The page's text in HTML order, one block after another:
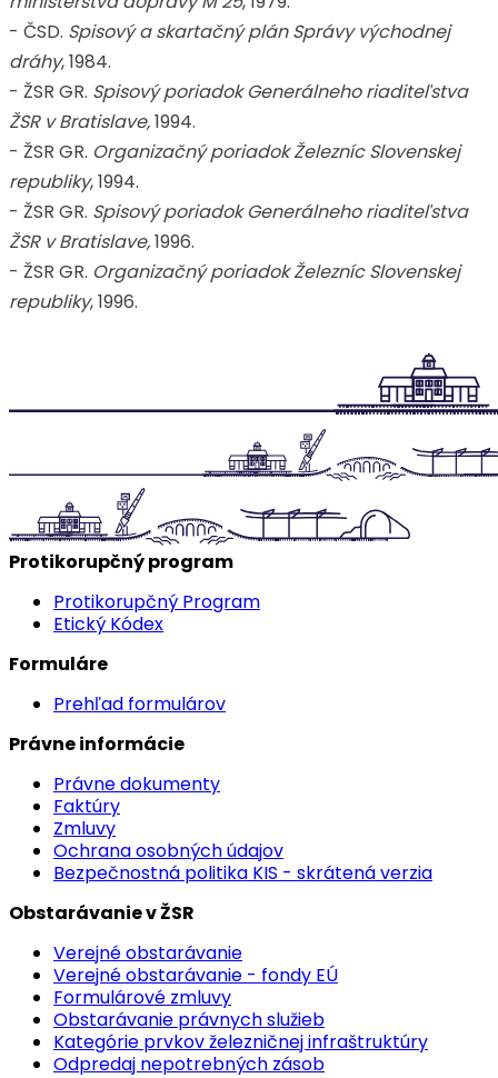
- ČSD. Spisový a skartačný plán Správy východnej
dráhy, 1984.
- ŽSR GR. Spisový poriadok Generálneho riaditeľstva
ŽSR v Bratislave,1994.
- ŽSR GR. Organizačný poriadok Železníc Slovenskej
republiky, 1994.
- ŽSR GR. Spisový poriadok Generálneho riaditeľstva
ŽSR v Bratislave,1996.
- ŽSR GR. Organizačný poriadok Železníc Slovenskej
republiky, 1996.
Protikorupčný program
Protikorupčný Program
Etický Kódex
Formuláre
Prehľad formulárov
Právne informácie
Právne dokumenty
Faktúry
Zmluvy
Ochrana osobných údajov
Bezpečnostná politika KIS - skrátená verzia
Obstarávanie v ŽSR
Verejné obstarávanie
Verejné obstarávanie - fondy EÚ
Formulárové zmluvy
Obstarávanie právnych služieb
Kategórie prvkov železničnej infraštruktúry
Odpredaj nepotrebných zásob